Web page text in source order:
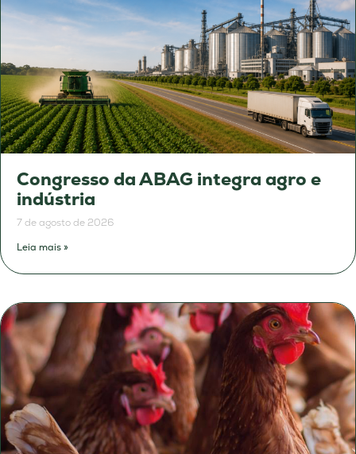
Congresso da ABAG integra agro e
indústria
7 de agosto de 2026
Leia mais »